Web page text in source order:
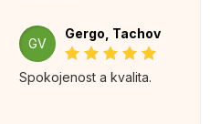
GV
Gergo, Tachov
Spokojenost a kvalita.